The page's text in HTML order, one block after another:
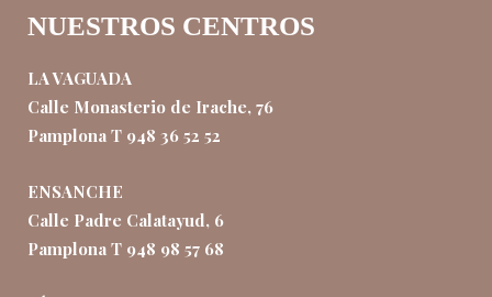
NUESTROS CENTROS
LA VAGUADA
Calle Monasterio de Irache, 76
Pamplona T 948 36 52 52
ENSANCHE
Calle Padre Calatayud, 6
Pamplona T 948 98 57 68